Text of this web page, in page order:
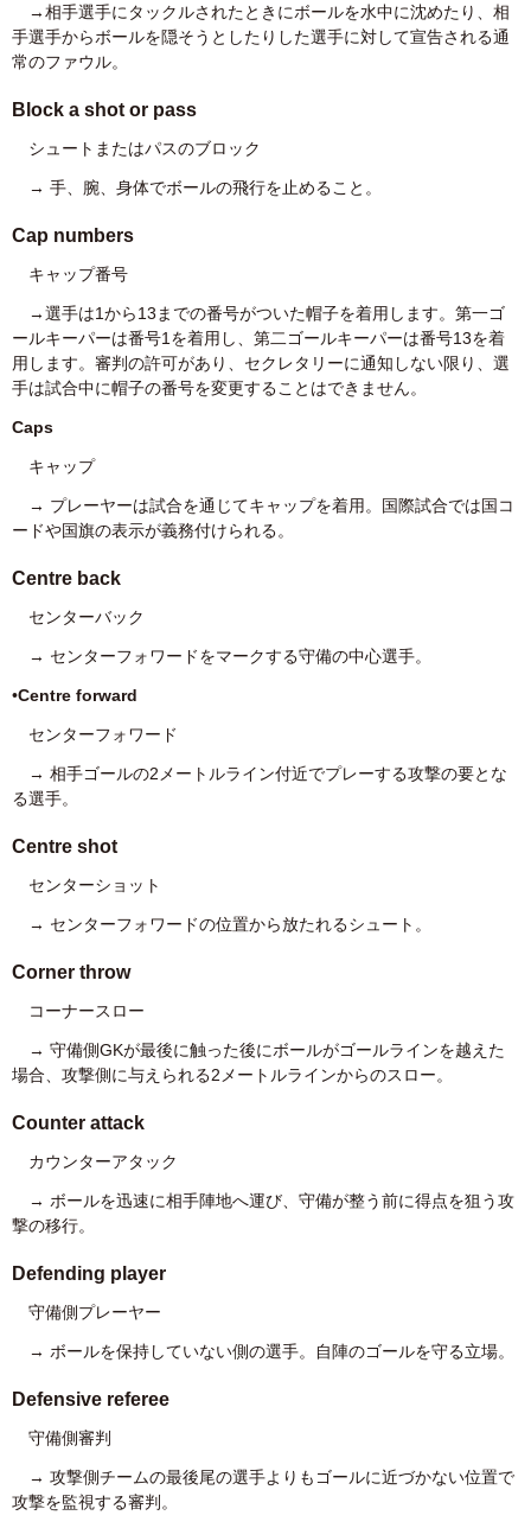
→相手選手にタックルされたときにボールを水中に沈めたり、相
手選手からボールを隠そうとしたりした選手に対して宣告される通
常のファウル。
Block a shot or pass
シュートまたはパスのブロック
→ 手、腕、身体でボールの飛行を止めること。
Cap numbers
キャップ番号
→選手は1から13までの番号がついた帽子を着用します。第一ゴ
ールキーパーは番号1を着用し、第二ゴールキーパーは番号13を着
用します。審判の許可があり、セクレタリーに通知しない限り、選
手は試合中に帽子の番号を変更することはできません。
Caps
キャップ
→ プレーヤーは試合を通じてキャップを着用。国際試合では国コ
ードや国旗の表示が義務付けられる。
Centre back
センターバック
→ センターフォワードをマークする守備の中心選手。
•Centre forward
センターフォワード
→ 相手ゴールの2メートルライン付近でプレーする攻撃の要とな
る選手。
Centre shot
センターショット
→ センターフォワードの位置から放たれるシュート。
Corner throw
コーナースロー
→ 守備側GKが最後に触った後にボールがゴールラインを越えた
場合、攻撃側に与えられる2メートルラインからのスロー。
Counter attack
カウンターアタック
→ ボールを迅速に相手陣地へ運び、守備が整う前に得点を狙う攻
撃の移行。
Defending player
守備側プレーヤー
→ ボールを保持していない側の選手。自陣のゴールを守る立場。
Defensive referee
守備側審判
→ 攻撃側チームの最後尾の選手よりもゴールに近づかない位置で
攻撃を監視する審判。